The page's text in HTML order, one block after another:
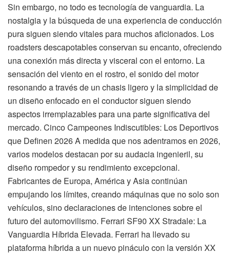
Sin embargo, no todo es tecnología de vanguardia. La
nostalgia y la búsqueda de una experiencia de conducción
pura siguen siendo vitales para muchos aficionados. Los
roadsters descapotables conservan su encanto, ofreciendo
una conexión más directa y visceral con el entorno. La
sensación del viento en el rostro, el sonido del motor
resonando a través de un chasis ligero y la simplicidad de
un diseño enfocado en el conductor siguen siendo
aspectos irremplazables para una parte significativa del
mercado. Cinco Campeones Indiscutibles: Los Deportivos
que Definen 2026 A medida que nos adentramos en 2026,
varios modelos destacan por su audacia ingenieril, su
diseño rompedor y su rendimiento excepcional.
Fabricantes de Europa, América y Asia continúan
empujando los límites, creando máquinas que no solo son
vehículos, sino declaraciones de intenciones sobre el
futuro del automovilismo. Ferrari SF90 XX Stradale: La
Vanguardia Híbrida Elevada. Ferrari ha llevado su
plataforma híbrida a un nuevo pináculo con la versión XX